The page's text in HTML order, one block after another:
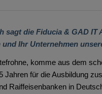
sagt die Fiducia & GAD IT
Ihr Unternehmen
komme aus dem
Jahren für die Ausbildung
Raiffeisenbanken in